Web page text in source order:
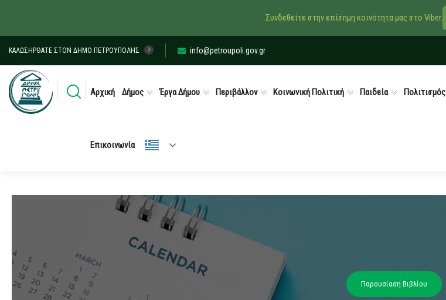
ΚΑΛΩΣΉΡΘΑΤΕ ΣΤΟΝ ΔΉΜΟ ΠΕΤΡΟΎΠΟΛΗΣ info@petroupoli.gov.gr
Αρχική Δήμος Έργα Δήμου Περιβάλλον Κοινωνική Πολιτική Παιδεία Πολιτισμός
Επικοινωνία
Παρουσίαση Βιβλίου
Συνδεθείτε στην επίσημη κοινότητα μας στο Viber.